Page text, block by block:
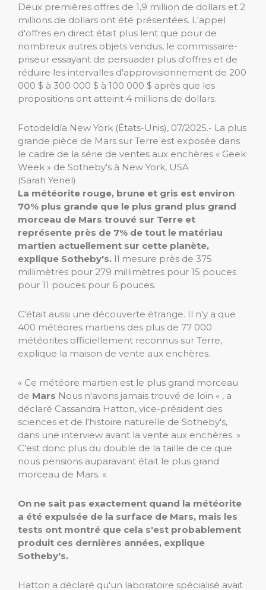
Deux premières offres de 1,9 million de dollars et 2
millions de dollars ont été présentées. L'appel
d'offres en direct était plus lent que pour de
nombreux autres objets vendus, le commissaire-
priseur essayant de persuader plus d'offres et de
réduire les intervalles d'approvisionnement de 200
000 $ à 300 000 $ à 100 000 $ après que les
propositions ont atteint 4 millions de dollars.
Fotodeldía New York (États-Unis), 07/2025.- La plus
grande pièce de Mars sur Terre est exposée dans
le cadre de la série de ventes aux enchères « Geek
Week » de Sotheby's à New York, USA
(Sarah Yenel)
La météorite rouge, brune et gris est environ
70% plus grande que le plus grand plus grand
morceau de Mars trouvé sur Terre et
représente près de 7% de tout le matériau
martien actuellement sur cette planète,
explique Sotheby's. Il mesure près de 375
millimètres pour 279 millimètres pour 15 pouces
pour 11 pouces pour 6 pouces.
C'était aussi une découverte étrange. Il n'y a que
400 météores martiens des plus de 77 000
météorites officiellement reconnus sur Terre,
explique la maison de vente aux enchères.
« Ce météore martien est le plus grand morceau
de Mars Nous n'avons jamais trouvé de loin « , a
déclaré Cassandra Hatton, vice-président des
sciences et de l'histoire naturelle de Sotheby's,
dans une interview avant la vente aux enchères. »
C'est donc plus du double de la taille de ce que
nous pensions auparavant était le plus grand
morceau de Mars. «
On ne sait pas exactement quand la météorite
a été expulsée de la surface de Mars, mais les
tests ont montré que cela s'est probablement
produit ces dernières années, explique
Sotheby's.
Hatton a déclaré qu'un laboratoire spécialisé avait